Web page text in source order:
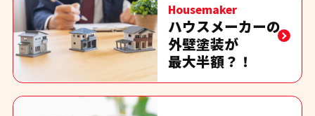
Housemaker
ハウスメーカーの
外壁塗装が
最大半額？！